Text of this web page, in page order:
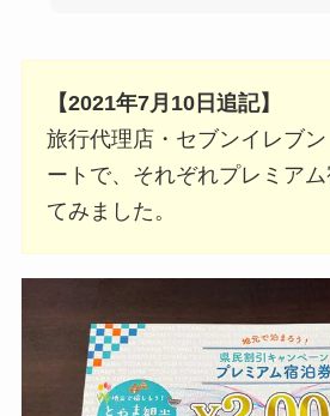
【2021年7月10日追記】
旅行代理店・セブンイレブ
ートで、それぞれプレミア
てみました。